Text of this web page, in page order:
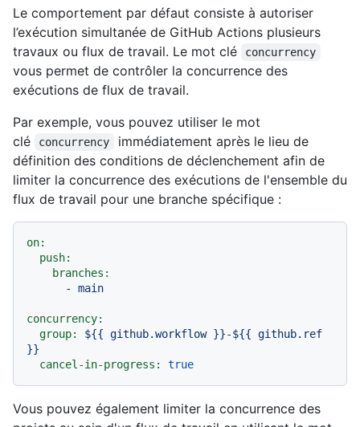
Le comportement par défaut consiste à autoriser
l’exécution simultanée de GitHub Actions plusieurs
travaux ou flux de travail. Le mot clé
concurrency
vous permet de contrôler la concurrence des
exécutions de flux de travail.
Par exemple, vous pouvez utiliser le mot
clé
concurrency
immédiatement après le lieu de
définition des conditions de déclenchement afin de
limiter la concurrence des exécutions de l'ensemble du
flux de travail pour une branche spécifique :
on:
push:
branches:
-
main
concurrency:
group:
${{ github.workflow }}-${{ github.ref
}}
cancel-in-progress:
true
Vous pouvez également limiter la concurrence des